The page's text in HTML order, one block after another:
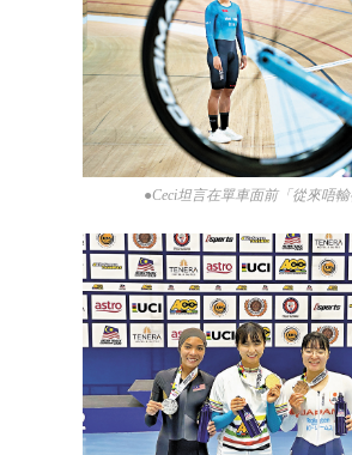
●Ceci坦言在單車面前「從來唔輸